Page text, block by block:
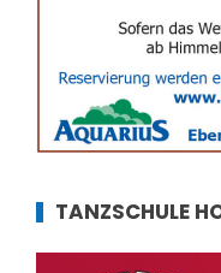
TANZSCHULE